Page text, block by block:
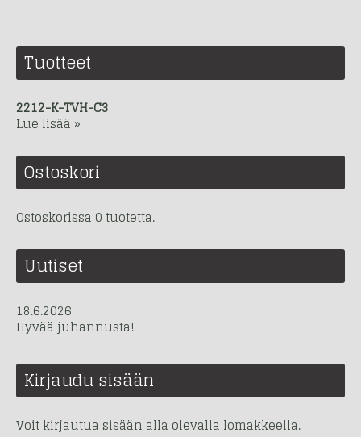
Tuotteet
2212-K-TVH-C3
Lue lisää »
Ostoskori
Ostoskorissa 0 tuotetta.
Uutiset
18.6.2026
Hyvää juhannusta!
Kirjaudu sisään
Voit kirjautua sisään alla olevalla lomakkeella.